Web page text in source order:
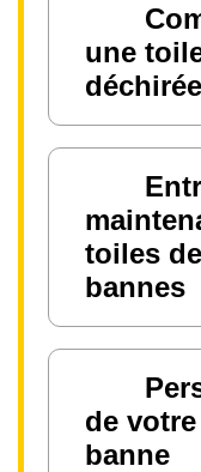
une
toiles
bannes
de
banne